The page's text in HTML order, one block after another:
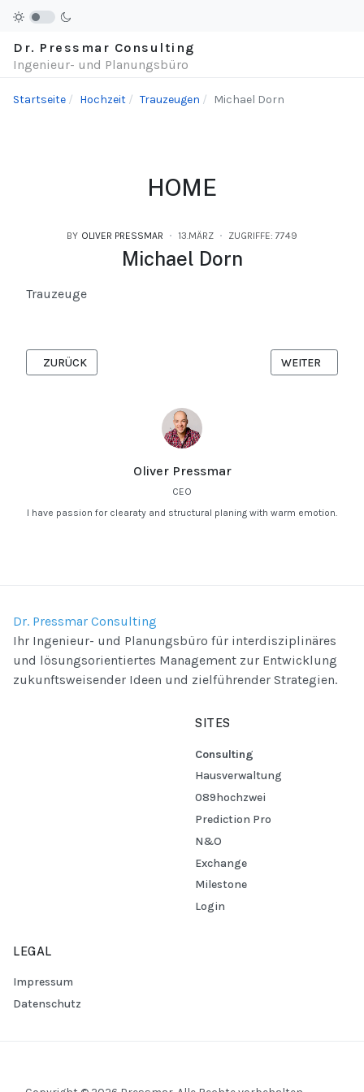
Dr. Pressmar Consulting
Ingenieur- und Planungsbüro
Startseite Hochzeit Trauzeugen Michael Dorn
HOME
BY OLIVER PRESSMAR 13.MÄRZ ZUGRIFFE: 7749
Michael Dorn
Trauzeuge
Oliver Pressmar
CEO
I have passion for clearaty and structural planing with warm emotion.
VORHERIGER BEITRAG: PETER POSSE
ZURÜCK NÄCHSTER
WEITER
Dr. Pressmar Consulting
Ihr Ingenieur- und Planungsbüro für interdisziplinäres
und lösungsorientiertes Management zur Entwicklung
zukunftsweisender Ideen und zielführender Strategien.
SITES
Consulting
Hausverwaltung
089hochzwei
Prediction Pro
N&O
Exchange
Milestone
Login
LEGAL
Impressum
Datenschutz